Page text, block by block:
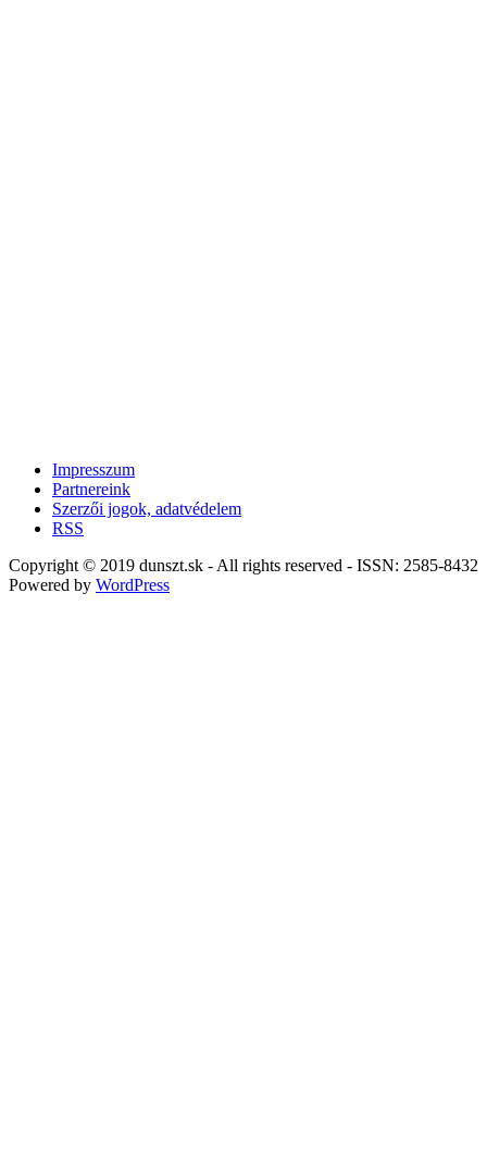
Impresszum
Partnereink
Szerzői jogok, adatvédelem
RSS
Copyright © 2019 dunszt.sk - All rights reserved - ISSN: 2585-8432
Powered by WordPress